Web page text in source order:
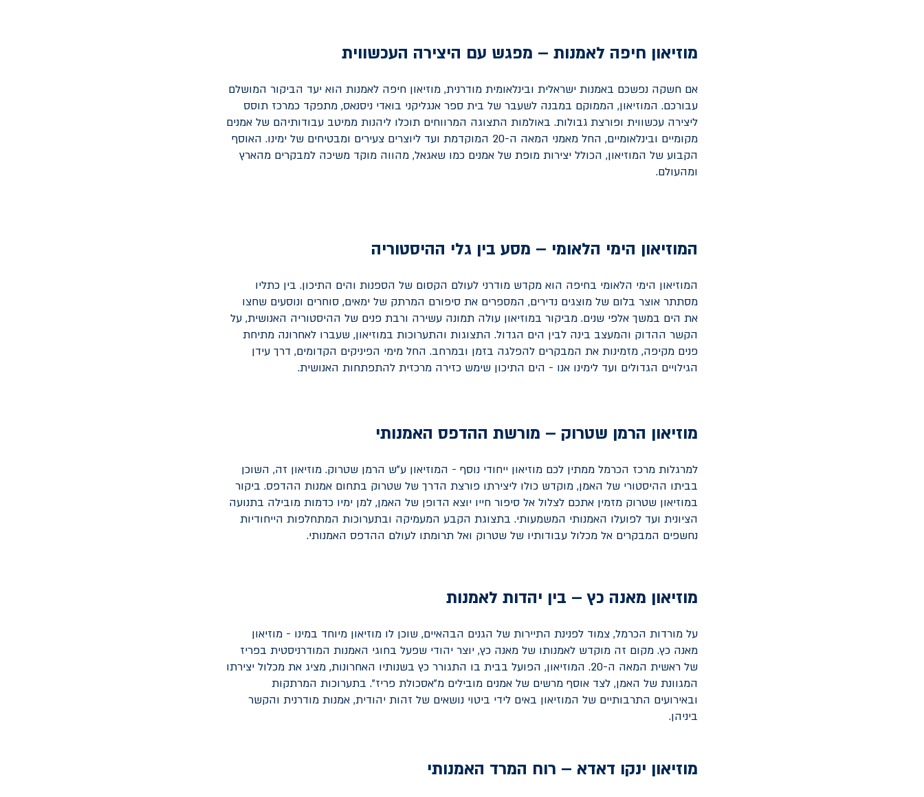
מוזיאון חיפה לאמנות – מפגש עם היצירה העכשווית
אם חשקה נפשכם באמנות ישראלית ובינלאומית מודרנית, מוזיאון חיפה לאמנות הוא יעד הביקור המושלם
עבורכם. המוזיאון, הממוקם במבנה לשעבר של בית ספר אנגליקני בואדי ניסנאס, מתפקד כמרכז תוסס
ליצירה עכשווית ופורצת גבולות. באולמות התצוגה המרווחים תוכלו ליהנות ממיטב עבודותיהם של אמנים
מקומיים ובינלאומיים, החל מאמני המאה ה-20 המוקדמת ועד ליוצרים צעירים ומבטיחים של ימינו. האוסף
הקבוע של המוזיאון, הכולל יצירות מופת של אמנים כמו שאגאל, מהווה מוקד משיכה למבקרים מהארץ
ומהעולם.
המוזיאון הימי הלאומי – מסע בין גלי ההיסטוריה
המוזיאון הימי הלאומי בחיפה הוא מקדש מודרני לעולם הקסום של הספנות והים התיכון. בין כתליו
מסתתר אוצר בלום של מוצגים נדירים, המספרים את סיפורם המרתק של ימאים, סוחרים ונוסעים שחצו
את הים במשך אלפי שנים. מביקור במוזיאון עולה תמונה עשירה ורבת פנים של ההיסטוריה האנושית, על
הקשר ההדוק והמעצב בינה לבין הים הגדול. התצוגות והתערוכות במוזיאון, שעברו לאחרונה מתיחת
פנים מקיפה, מזמינות את המבקרים להפלגה בזמן ובמרחב. החל מימי הפיניקים הקדומים, דרך עידן
הגילויים הגדולים ועד לימינו אנו - הים התיכון שימש כזירה מרכזית להתפתחות האנושית.
מוזיאון הרמן שטרוק – מורשת ההדפס האמנותי
למרגלות מרכז הכרמל ממתין לכם מוזיאון ייחודי נוסף - המוזיאון ע"ש הרמן שטרוק. מוזיאון זה, השוכן
בביתו ההיסטורי של האמן, מוקדש כולו ליצירתו פורצת הדרך של שטרוק בתחום אמנות ההדפס. ביקור
במוזיאון שטרוק מזמין אתכם לצלול אל סיפור חייו יוצא הדופן של האמן, למן ימיו כדמות מובילה בתנועה
הציונית ועד לפועלו האמנותי המשמעותי. בתצוגת הקבע המעמיקה ובתערוכות המתחלפות הייחודיות
נחשפים המבקרים אל מכלול עבודותיו של שטרוק ואל תרומתו לעולם ההדפס האמנותי.
מוזיאון מאנה כץ – בין יהדות לאמנות
על מורדות הכרמל, צמוד לפנינת התיירות של הגנים הבהאיים, שוכן לו מוזיאון מיוחד במינו - מוזיאון
מאנה כץ. מקום זה מוקדש לאמנותו של מאנה כץ, יוצר יהודי שפעל בחוגי האמנות המודרניסטית בפריז
של ראשית המאה ה-20. המוזיאון, הפועל בבית בו התגורר כץ בשנותיו האחרונות, מציג את מכלול יצירתו
המגוונת של האמן, לצד אוסף מרשים של אמנים מובילים מ"אסכולת פריז". בתערוכות המרתקות
ובאירועים התרבותיים של המוזיאון באים לידי ביטוי נושאים של זהות יהודית, אמנות מודרנית והקשר
ביניהן.
מוזיאון ינקו דאדא – רוח המרד האמנותי